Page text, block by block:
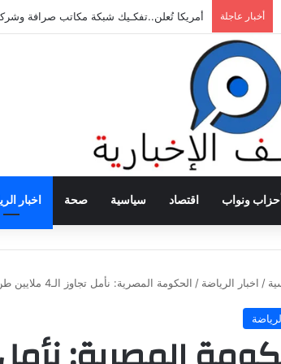
أخبار عاجلة أمريكا تُعلن..تفكـيك شبكة مكاتب صرافة
أحزاب ونواب اقتصاد سياسية صحة اخبار
/ اخبار الرياضة / الحكومة المصرية: نأمل تجاوز الـ4 ملايين طن فى موسم توريد القمح هذا العام